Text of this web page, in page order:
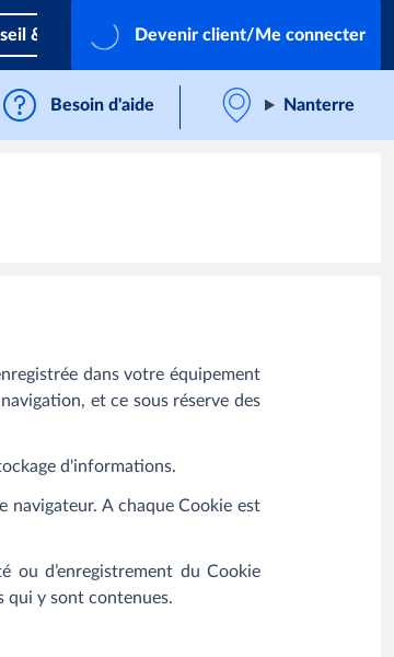
& Service Devenir client/Me connecter
Besoin d'aide Nanterre
dans votre équipement
et ce sous réserve des
d'informations.
navigateur. A chaque Cookie est
ou d’enregistrement du Cookie
qui y sont contenues.